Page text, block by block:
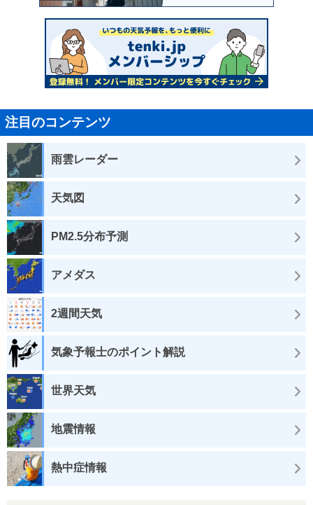
注目のコンテンツ
雨雲レーダー
天気図
PM2.5分布予測
アメダス
2週間天気
気象予報士のポイント解説
世界天気
地震情報
熱中症情報